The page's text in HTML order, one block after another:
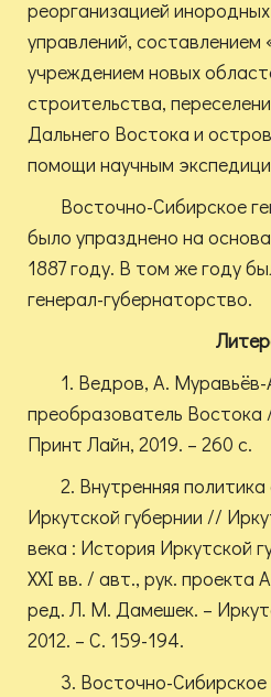
реорганизацией
управлений, составлением
учреждением новых
строительства,
Дальнего Востока и
помощи научным
Восточно-Сибирское
было упразднено на
1887 году. В том же году
генерал-губернаторство.
1. Ведров, А. Муравьёв-
преобразователь Востока
Принт Лайн, 2019. – 260 с.
2. Внутренняя
Иркутской губернии //
века : История Иркутской
XXI вв. / авт., рук. проекта
ред. Л. М. Дамешек. –
2012. – С. 159-194.
3. Восточно-Сибирское